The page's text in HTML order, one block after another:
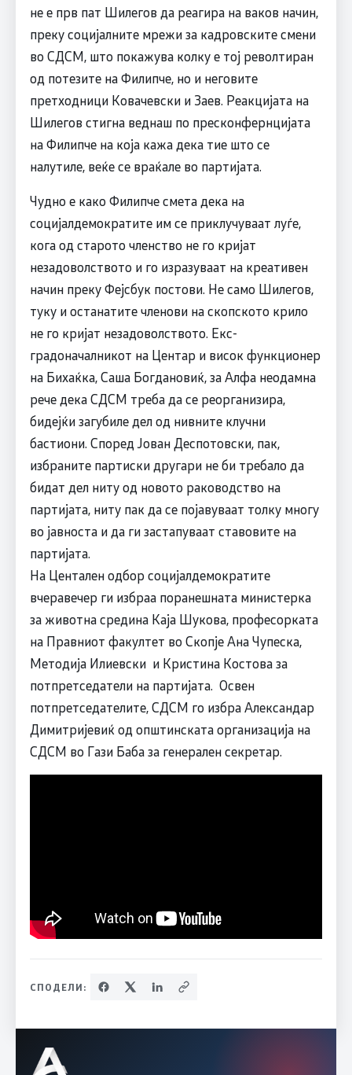
не е прв пат Шилегов да реагира на ваков начин,
преку социјалните мрежи за кадровските смени
во СДСМ, што покажува колку е тој револтиран
од потезите на Филипче, но и неговите
претходници Ковачевски и Заев. Реакцијата на
Шилегов стигна веднаш по пресконфернцијата
на Филипче на која кажа дека тие што се
налутиле, веќе се враќале во партијата.
Чудно е како Филипче смета дека на
социјалдемократите им се приклучуваат луѓе,
кога од старото членство не го кријат
незадоволството и го изразуваат на креативен
начин преку Фејсбук постови. Не само Шилегов,
туку и останатите членови на скопското крило
не го кријат незадоволството. Екс-
градоначалникот на Центар и висок функционер
на Бихаќка, Саша Богдановиќ, за Алфа неодамна
рече дека СДСМ треба да се реорганизира,
бидејќи загубиле дел од нивните клучни
бастиони. Според Јован Деспотовски, пак,
избраните партиски другари не би требало да
бидат дел ниту од новото раководство на
партијата, ниту пак да се појавуваат толку многу
во јавноста и да ги застапуваат ставовите на
партијата.
На Центален одбор социјалдемократите
вчеравечер ги избраа поранешната министерка
за животна средина Каја Шукова, професорката
на Правниот факултет во Скопје Ана Чупеска,
Методија Илиевски и Кристина Костова за
потпретседатели на партијата. Освен
потпретседателите, СДСМ го избра Александар
Димитријевиќ од општинската организација на
СДСМ во Гази Баба за генерален секретар.
СПОДЕЛИ: